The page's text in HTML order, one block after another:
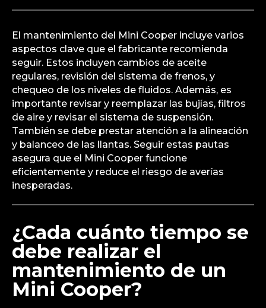
El mantenimiento del Mini Cooper incluye varios
aspectos clave que el fabricante recomienda
seguir. Estos incluyen cambios de aceite
regulares, revisión del sistema de frenos, y
chequeo de los niveles de fluidos. Además, es
importante revisar y reemplazar las bujías, filtros
de aire y revisar el sistema de suspensión.
También se debe prestar atención a la alineación
y balanceo de las llantas. Seguir estas pautas
asegura que el Mini Cooper funcione
eficientemente y reduce el riesgo de averías
inesperadas.
¿Cada cuánto tiempo se
debe realizar el
mantenimiento de un
Mini Cooper?